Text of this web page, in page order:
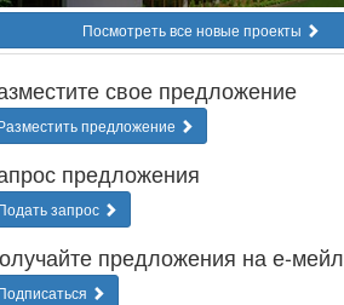
Посмотреть все новые проекты
свое предложение
предложение
предложения
запрос
предложения на е-мейл